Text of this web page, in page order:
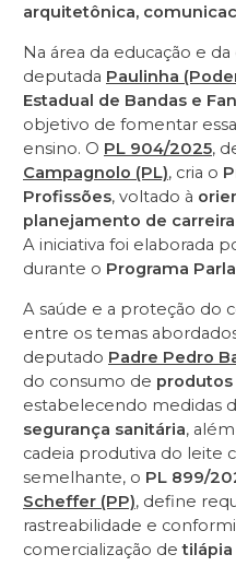
arquitetônica,
Na área da educação e da
deputada Paulinha
Estadual de Bandas e
objetivo de fomentar
ensino. O PL 904/2025,
Campagnolo (PL), cria o
Profissões, voltado à
planejamento de carreira
A iniciativa foi elaborada
durante o Programa
A saúde e a proteção do
entre os temas
deputado Padre Pedro
do consumo de
estabelecendo medidas
segurança sanitária,
cadeia produtiva do leite
semelhante, o PL 899/
Scheffer (PP), define
rastreabilidade e
comercialização detilápia